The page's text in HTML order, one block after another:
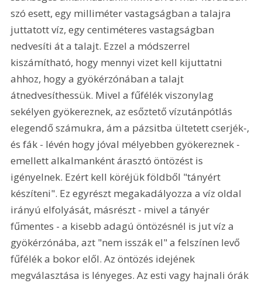
szó esett, egy milliméter vastagságban a talajra
juttatott víz, egy centiméteres vastagságban
nedvesíti át a talajt. Ezzel a módszerrel
kiszámítható, hogy mennyi vizet kell kijuttatni
ahhoz, hogy a gyökérzónában a talajt
átnedvesíthessük. Mivel a fűfélék viszonylag
sekélyen gyökereznek, az esőztető vízutánpótlás
elegendő számukra, ám a pázsitba ültetett cserjék-,
és fák - lévén hogy jóval mélyebben gyökereznek -
emellett alkalmanként árasztó öntözést is
igényelnek. Ezért kell köréjük földből "tányért
készíteni". Ez egyrészt megakadályozza a víz oldal
irányú elfolyását, másrészt - mivel a tányér
fűmentes - a kisebb adagú öntözésnél is jut víz a
gyökérzónába, azt "nem isszák el" a felszínen levő
fűfélék a bokor elől. Az öntözés idejének
megválasztása is lényeges. Az esti vagy hajnali órák